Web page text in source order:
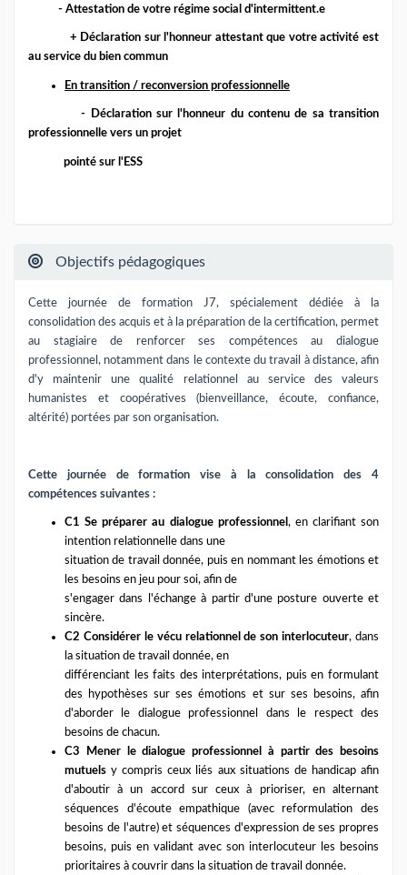
- Attestation de votre régime social d'intermittent.e
+ Déclaration sur l'honneur attestant que votre activité est
au service du bien commun
En transition / reconversion professionnelle
- Déclaration sur l'honneur du contenu de sa transition
professionnelle vers un projet
pointé sur l'ESS
Objectifs pédagogiques
Cette journée de formation J7, spécialement dédiée à la
consolidation des acquis et à la préparation de la certification, permet
au stagiaire de renforcer ses compétences au dialogue
professionnel, notamment dans le contexte du travail à distance, afin
d'y maintenir une qualité relationnel au service des valeurs
humanistes et coopératives (bienveillance, écoute, confiance,
altérité) portées par son organisation.
Cette journée de formation vise à la consolidation des 4
compétences suivantes :
C1 Se préparer au dialogue professionnel , en clarifiant son
intention relationnelle dans une
situation de travail donnée, puis en nommant les émotions et
les besoins en jeu pour soi, afin de
s'engager dans l'échange à partir d'une posture ouverte et
sincère.
C2 Considérer le vécu relationnel de son interlocuteur, dans
la situation de travail donnée, en
différenciant les faits des interprétations, puis en formulant
des hypothèses sur ses émotions et sur ses besoins, afin
d'aborder le dialogue professionnel dans le respect des
besoins de chacun.
C3 Mener le dialogue professionnel à partir des besoins
mutuels y compris ceux liés aux situations de handicap afin
d'aboutir à un accord sur ceux à prioriser, en alternant
séquences d'écoute empathique (avec reformulation des
besoins de l'autre) et séquences d'expression de ses propres
besoins, puis en validant avec son interlocuteur les besoins
prioritaires à couvrir dans la situation de travail donnée.